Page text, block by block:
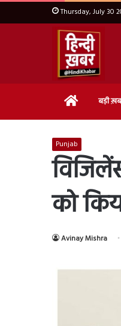
Thursday, July 30
Home बड़ी
Punjab
को
Avinay Mishra